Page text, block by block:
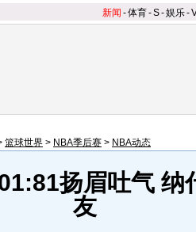
新闻 -体育-S-娱乐-
篮球世界 > NBA季后赛 > NBA动态
扬眉吐气 纳
友